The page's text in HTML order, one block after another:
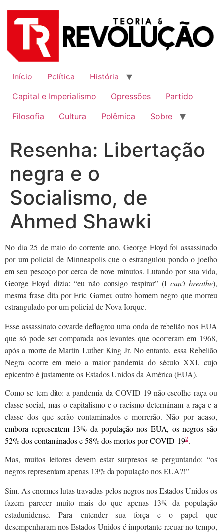
para
Início Política
História
Capital e Imperialismo
Opressões
Partido
Filosofia
Cultura Polêmica Sobre
Resenha: Libertação
negra e o
Socialismo, de
Ahmed Shawki
No dia 25 de maio do corrente ano, George Floyd foi assassinado
por um policial de Minneapolis que o estrangulou pondo o joelho
em seu pescoço por cerca de nove minutos. Lutando por sua vida,
George Floyd dizia: “eu não consigo respirar” (I can’t breathe),
mesma frase dita por Eric Garner, outro homem negro que morreu
estrangulado por um policial de Nova Iorque.
Esse assassinato covarde deflagrou uma onda de rebelião nos EUA
que só pode ser comparada aos levantes que ocorreram em 1968,
após a morte de Martin Luther King Jr. No entanto, essa Rebelião
Negra ocorre em meio a maior pandemia do século XXI, cujo
epicentro é justamente os Estados Unidos da América (EUA).
Como se tem dito: a pandemia da COVID-19 não escolhe raça ou
classe social, mas o capitalismo e o racismo determinam a raça e a
classe dos que serão contaminados e morrerão. Não por acaso,
embora representem 13% da população nos EUA, os negros são
52% dos contaminados e 58% dos mortos por COVID-192.
Mas, muitos leitores devem estar surpresos se perguntando: “os
negros representam apenas 13% da população nos EUA?!”
Sim. As enormes lutas travadas pelos negros nos Estados Unidos os
fazem parecer muito mais do que apenas 13% da população
estadunidense. Para entender sua força e o papel que
desempenharam nos Estados Unidos é importante recuar no tempo,